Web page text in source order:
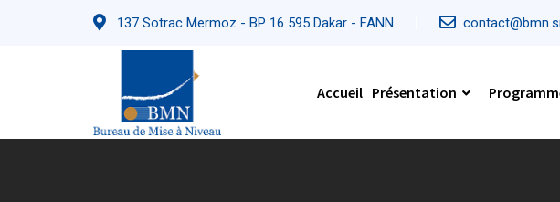
137 Sotrac Mermoz - BP 16 595 Dakar - FANN
Accueil Présentation